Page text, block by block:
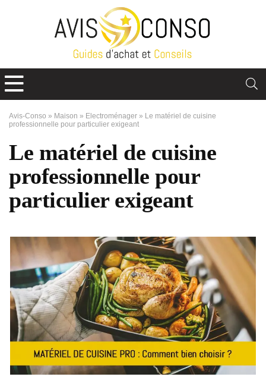
Avis-Conso » Maison » Electroménager » Le matériel de cuisine
professionnelle pour particulier exigeant
Le matériel de cuisine
professionnelle pour
particulier exigeant